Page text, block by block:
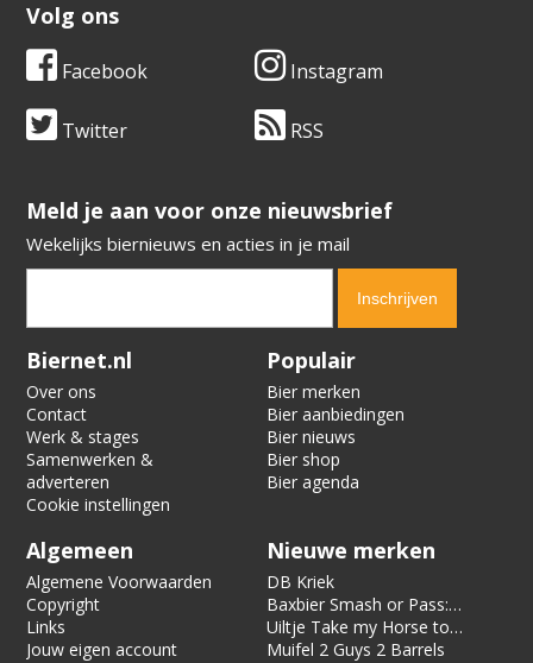
Volg ons
Facebook Instagram
Twitter RSS
​​​​​​​Meld je aan voor onze nieuwsbrief
Wekelijks biernieuws en acties in je mail
Verification code:
Biernet.nl
Over ons
Contact
Werk & stages
Samenwerken &
adverteren
Cookie instellingen
Populair
Bier merken
Bier aanbiedingen
Bier nieuws
Bier shop
Bier agenda
Algemeen
Algemene Voorwaarden
Copyright
Links
Jouw eigen account
Nieuwe merken
DB Kriek
Baxbier Smash or Pass:
Strata
Uiltje Take my Horse to
the Hotel Room
Muifel 2 Guys 2 Barrels